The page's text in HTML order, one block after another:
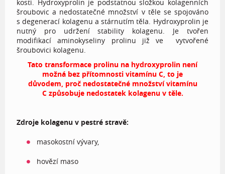
kosti. Hydroxyprolin je podstatnou složkou kolagenních
šroubovic a nedostatečné množství v těle se spojováno
s degenerací kolagenu a stárnutím těla. Hydroxyprolin je
nutný pro udržení stability kolagenu. Je tvořen
modifikací aminokyseliny prolinu již ve vytvořené
šroubovici kolagenu.
Tato transformace prolinu na hydroxyprolin není
možná bez přítomnosti vitamínu C, to je
důvodem, proč nedostatečné množství vitamínu
C způsobuje nedostatek kolagenu v těle.
Zdroje kolagenu v pestré stravě:
masokostní vývary,
hovězí maso